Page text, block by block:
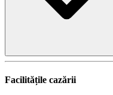
Facilitățile cazării